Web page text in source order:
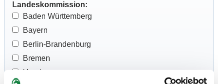
Landeskommission:
Baden Württemberg
Bayern
Berlin-Brandenburg
Bremen
Hamburg